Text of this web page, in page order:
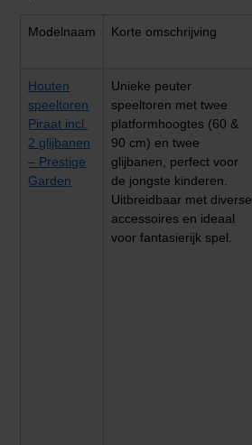
Modelnaam Korte omschrijving
Houten
speeltoren
Piraat incl.
2 glijbanen
– Prestige
Garden
Unieke peuter
speeltoren met twee
platformhoogtes (60 &
90 cm) en twee
glijbanen, perfect voor
de jongste kinderen.
Uitbreidbaar met diverse
accessoires en ideaal
voor fantasierijk spel.